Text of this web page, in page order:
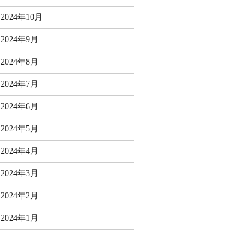
2024年10月
2024年9月
2024年8月
2024年7月
2024年6月
2024年5月
2024年4月
2024年3月
2024年2月
2024年1月